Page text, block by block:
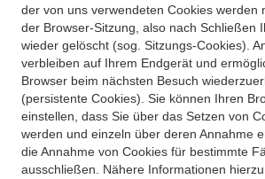
der von uns verwendeten Cookies werden
der Browser-Sitzung, also nach Schließen
wieder gelöscht (sog. Sitzungs-Cookies).
verbleiben auf Ihrem Endgerät und
Browser beim nächsten Besuch
(persistente Cookies). Sie können Ihren
einstellen, dass Sie über das Setzen von
werden und einzeln über deren Annahme
die Annahme von Cookies für bestimmte
ausschließen. Nähere Informationen